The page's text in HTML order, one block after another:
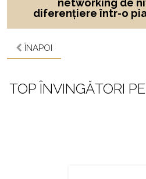
networking de
diferențiere într-o
ÎNAPOI
TOP ÎNVINGĂTORI